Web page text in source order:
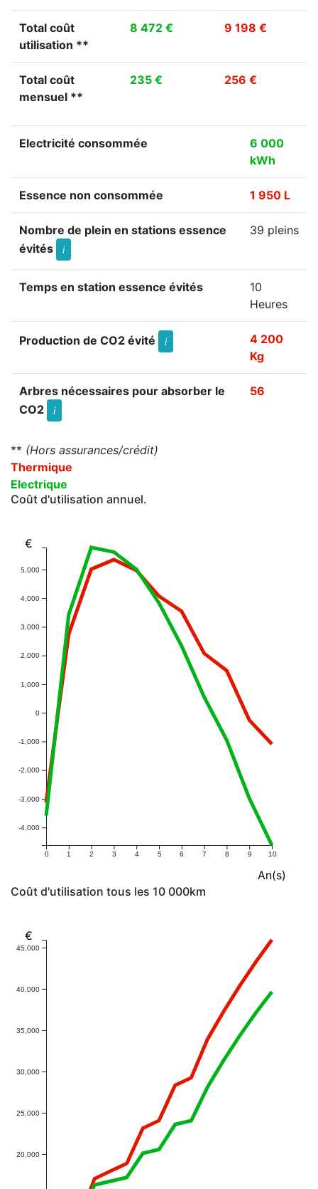
Total coût
utilisation **
8 472 € 9 198 €
Total coût
mensuel **
235 € 256 €
Electricité consommée
6 000
kWh
Essence non consommée 1 950 L
Nombre de plein en stations essence
évités
i
39 pleins
Temps en station essence évités
10
Heures
Production de CO2 évité i
4 200
Kg
Arbres nécessaires pour absorber le
CO2
i
56
** (Hors assurances/crédit)
Thermique
Electrique
Coût d'utilisation annuel.
0 1 2 3 4 5 6 7 8 9 10
-4,000
-3,000
-2,000
-1,000
0
1,000
2,000
3,000
4,000
5,000
An(s)
€
Coût d'utilisation tous les 10 000km
20,000
25,000
30,000
35,000
40,000
45,000
€